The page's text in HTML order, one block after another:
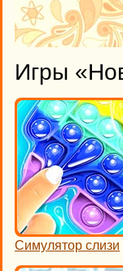
Игры
Cимулятор слизи